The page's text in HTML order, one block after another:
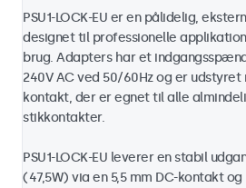
PSU1-LOCK-EU er en pålidelig,
designet til professionelle
brug. Adapters har et
240V AC ved 50/60Hz og er udstyret
kontakt, der er egnet til alle
stikkontakter.
PSU1-LOCK-EU leverer en stabil
(47,5W) via en 5,5 mm DC-kontakt